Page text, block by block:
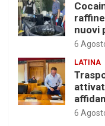
nuovi
6
LATINA
6